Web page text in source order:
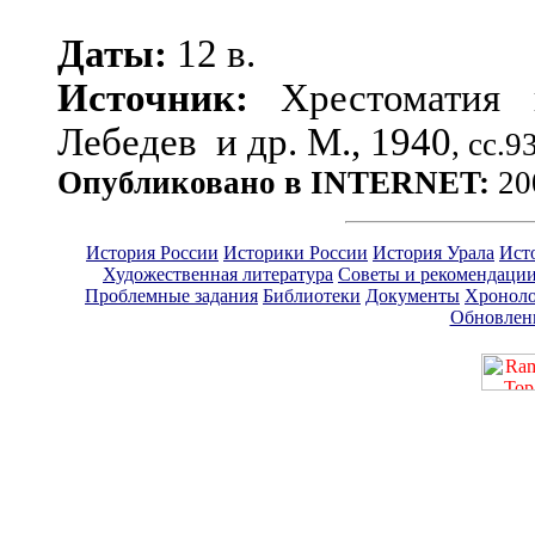
Даты: 12 в.
Источник:
Лебедев и др. М., 1940,
Опубликовано в INTERNET:
История России Историки России История Урала
Художественная литература Советы и
Проблемные задания Библиотеки Документы